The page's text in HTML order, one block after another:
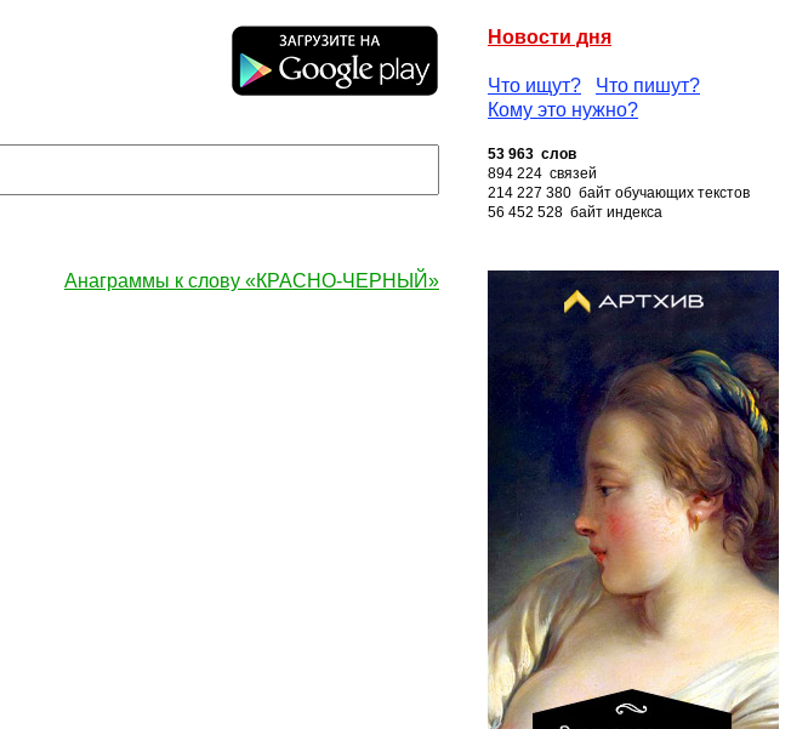
Новости дня
Что ищут?
Что пишут?
Кому это нужно?
53 963 слов
894 224 связей
214 227 380 байт обучающих текстов
56 452 528 байт индекса
Анаграммы к слову «КРАСНО-ЧЕРНЫЙ»